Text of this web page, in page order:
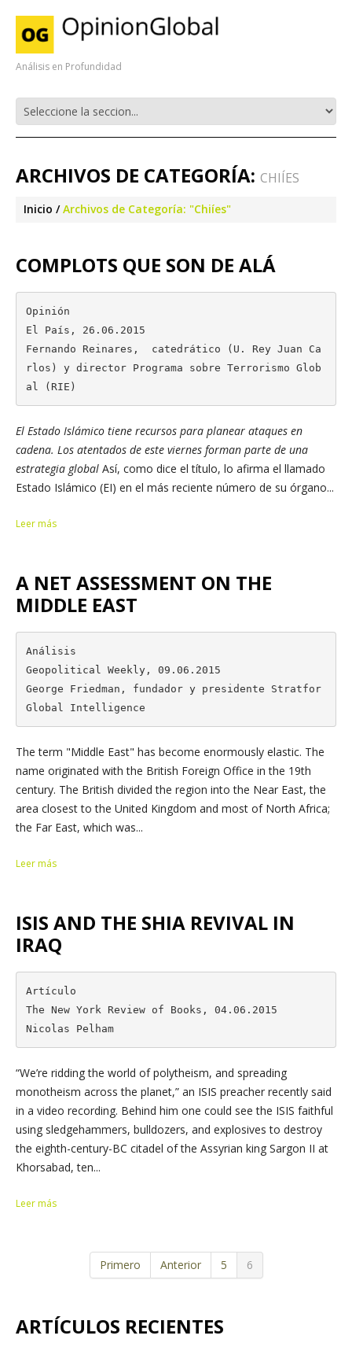
Análisis en Profundidad
ARCHIVOS DE CATEGORÍA: CHIÍES
Inicio Archivos de Categoría: "Chiíes"
COMPLOTS QUE SON DE ALÁ
Opinión
El País, 26.06.2015
Fernando Reinares,  catedrático (U. Rey Juan Ca
rlos) y director Programa sobre Terrorismo Glob
al (RIE)
El Estado Islámico tiene recursos para planear ataques en
cadena. Los atentados de este viernes forman parte de una
estrategia global Así, como dice el título, lo afirma el llamado
Estado Islámico (EI) en el más reciente número de su órgano...
Leer más
A NET ASSESSMENT ON THE
MIDDLE EAST
Análisis
Geopolitical Weekly, 09.06.2015
George Friedman, fundador y presidente Stratfor
Global Intelligence
The term "Middle East" has become enormously elastic. The
name originated with the British Foreign Office in the 19th
century. The British divided the region into the Near East, the
area closest to the United Kingdom and most of North Africa;
the Far East, which was...
Leer más
ISIS AND THE SHIA REVIVAL IN
IRAQ
Artículo
The New York Review of Books, 04.06.2015
Nicolas Pelham
“We’re ridding the world of polytheism, and spreading
monotheism across the planet,” an ISIS preacher recently said
in a video recording. Behind him one could see the ISIS faithful
using sledgehammers, bulldozers, and explosives to destroy
the eighth-century-BC citadel of the Assyrian king Sargon II at
Khorsabad, ten...
Leer más
Primero Anterior 5 6
ARTÍCULOS RECIENTES